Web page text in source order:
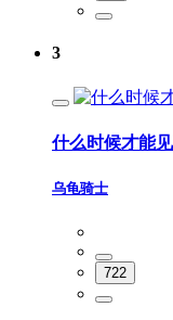
3
什么时候才能
乌龟骑士
722